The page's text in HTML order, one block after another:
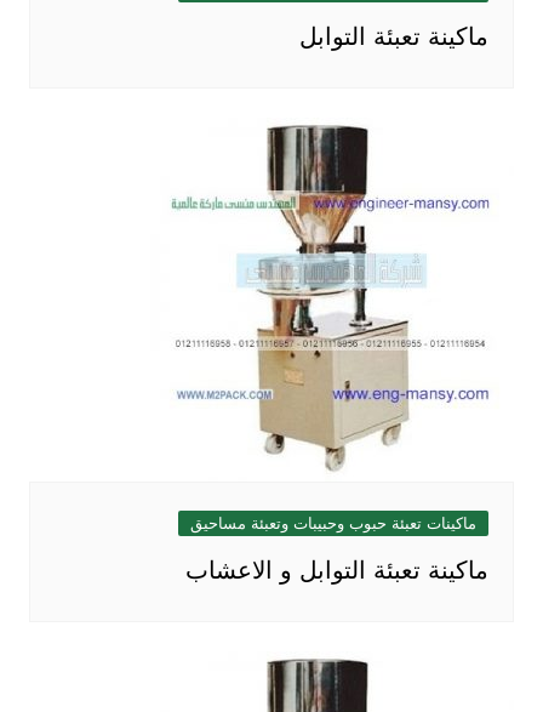
ماكينة تعبئة التوابل
ماكينات تعبئة حبوب وحبيبات وتعبئة مساحيق
ماكينة تعبئة التوابل و الاعشاب